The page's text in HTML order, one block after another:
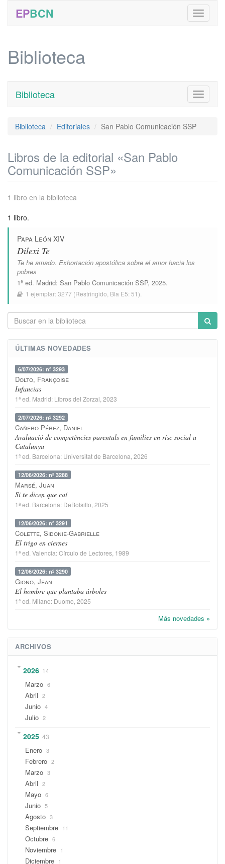
EPBCN
Biblioteca
Toggle
Biblioteca
Biblioteca Editoriales San Pablo Comunicación SSP
Libros de la editorial «San Pablo
Comunicación SSP»
1 libro en la biblioteca
1 libro.
Papa León XIV
Dilexi Te
Te he amado. Exhortación apostólica sobre el amor hacia los
pobres
1ª ed. Madrid: San Pablo Comunicación SSP, 2025.
1 ejemplar:3277 (Restringido, Bla E5: 51).
ÚLTIMAS NOVEDADES
6/07/2026: nº 3293
Dolto, Françoise
Infancias
1ª ed. Madrid: Libros del Zorzal , 2023
2/07/2026: nº 3292
Cañero Pérez, Daniel
Avaluació de competències parentals en families en risc social a
Catalunya
1ª ed. Barcelona: Universitat de Barcelona , 2026
12/06/2026: nº 3288
Marsé, Juan
Si te dicen que caí
1ª ed. Barcelona: DeBolsillo , 2025
12/06/2026: nº 3291
Colette, Sidonie-Gabrielle
El trigo en ciernes
1ª ed. Valencia:Círculo de Lectores , 1989
12/06/2026: nº 3290
Giono, Jean
El hombre que plantaba árboles
1ª ed. Milano: Duomo , 2025
Más novedades »
ARCHIVOS
2026 14
Marzo 6
Abril 2
Junio 4
Julio 2
2025 43
Enero 3
Febrero 2
Marzo 3
Abril 2
Mayo 6
Junio 5
Agosto 3
Septiembre 11
Octubre 6
Noviembre 1
Diciembre 1